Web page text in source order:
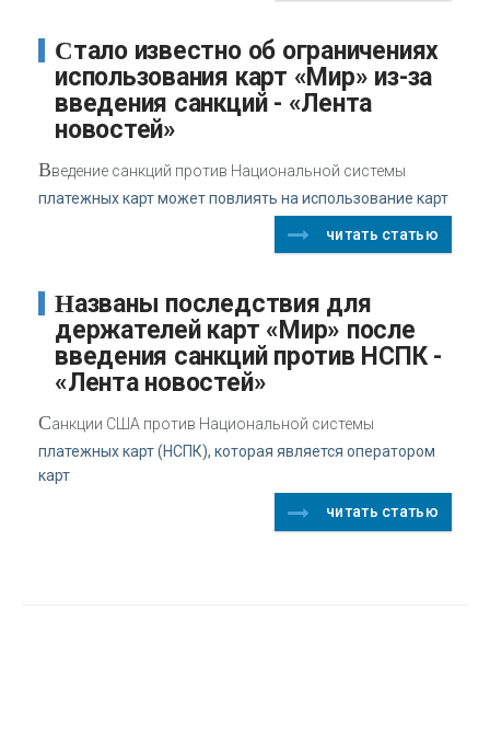
Стало известно об ограничениях
использования карт «Мир» из-за
введения санкций - «Лента
новостей»
Введение санкций против Национальной системы
платежных карт может повлиять на использование карт
читать статью
Названы последствия для
держателей карт «Мир» после
введения санкций против НСПК -
«Лента новостей»
Санкции США против Национальной системы
платежных карт (НСПК), которая является оператором
карт
читать статью